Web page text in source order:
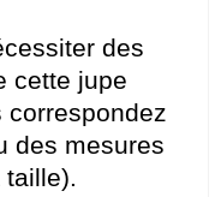
des
cette jupe
correspondez
des mesures